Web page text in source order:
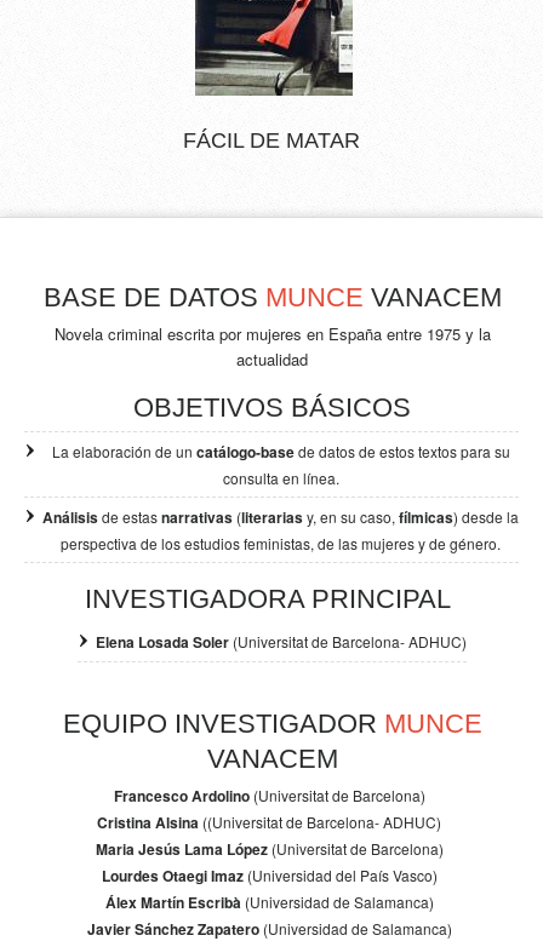
FÁCIL DE MATAR
BASE DE DATOS MUNCE VANACEM
Novela criminal escrita por mujeres en España entre 1975 y la
actualidad
OBJETIVOS BÁSICOS
La elaboración de un catálogo-basede datos de estos textos para su
consulta en línea.
Análisisde estasnarrativas (literariasy, en su caso, fílmicas) desde la
perspectiva de losestudios feministas, de las mujeres y de género.
INVESTIGADORA PRINCIPAL
Elena Losada Soler (Universitat de Barcelona- ADHUC)
EQUIPO INVESTIGADOR MUNCE
VANACEM
Francesco Ardolino(Universitat de Barcelona)
Cristina Alsina ((Universitat de Barcelona- ADHUC)
Maria Jesús Lama López(Universitat de Barcelona)
Lourdes Otaegi Imaz(Universidad del País Vasco)
Álex Martín Escribà (Universidad de Salamanca)
Javier Sánchez Zapatero(Universidad de Salamanca)